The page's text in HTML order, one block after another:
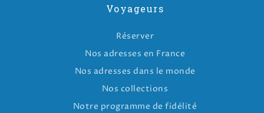
Voyageurs
Réserver
Nos adresses en France
Nos adresses dans le monde
Nos collections
Notre programme de fidélité